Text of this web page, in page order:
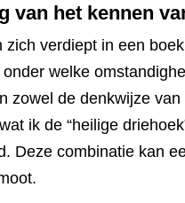
van het kennen
zich verdiept in een
welke
zowel de denkwijze
ik de “heilige
Deze combinatie kan